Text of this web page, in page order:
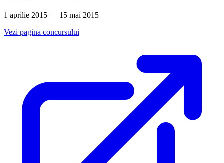
1 aprilie 2015 — 15 mai 2015
Vezi pagina concursului